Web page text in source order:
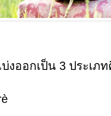
งออกเป็น 3 ประเภ